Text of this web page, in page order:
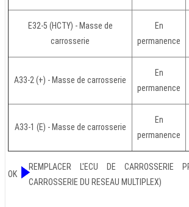
E32-5 (HCTY) - Masse de
carrosserie
En
permanence
A33-2 (+) - Masse de carrosserie
En
permanence
A33-1 (E) - Masse de carrosserie
En
permanence
OK
REMPLACER L'ECU DE CARROSSERIE
CARROSSERIE DU RESEAU MULTIPLEX)